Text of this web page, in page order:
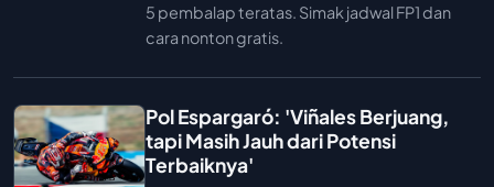
5 pembalap teratas. Simak jadwal FP1 dan
cara nonton gratis.
Pol Espargaró: 'Viñales Berjuang,
tapi Masih Jauh dari Potensi
Terbaiknya'